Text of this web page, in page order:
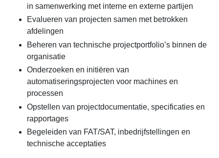
in samenwerking met interne en externe partijen
Evalueren van projecten samen met betrokken
afdelingen
Beheren van technische projectportfolio’s binnen de
organisatie
Onderzoeken en initiëren van
automatiseringsprojecten voor machines en
processen
Opstellen van projectdocumentatie, specificaties en
rapportages
Begeleiden van FAT/SAT, inbedrijfstellingen en
technische acceptaties